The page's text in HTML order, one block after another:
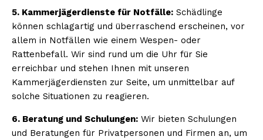
5. Kammerjägerdienste für Notfälle: Schädlinge
können schlagartig und überraschend erscheinen, vor
allem in Notfällen wie einem Wespen- oder
Rattenbefall. Wir sind rund um die Uhr für Sie
erreichbar und stehen Ihnen mit unseren
Kammerjägerdiensten zur Seite, um unmittelbar auf
solche Situationen zu reagieren.
6. Beratung und Schulungen: Wir bieten Schulungen
und Beratungen für Privatpersonen und Firmen an, um